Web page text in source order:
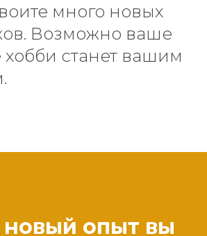
много новых
Возможно ваше
хобби станет вашим
новый опыт вы